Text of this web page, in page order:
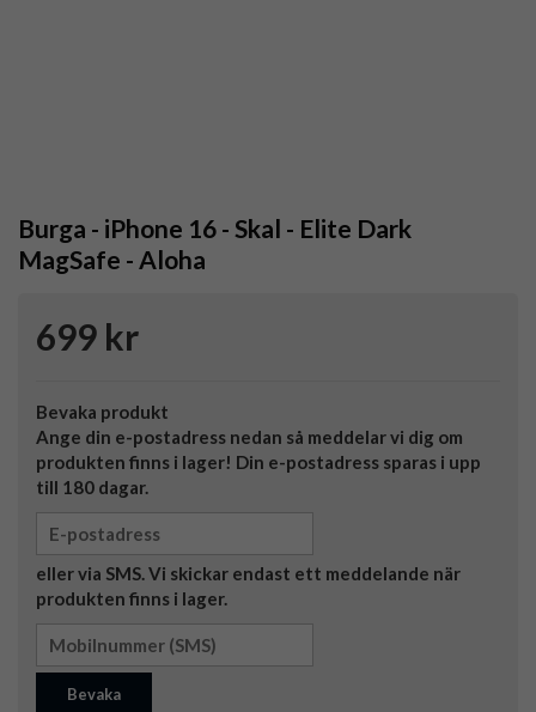
Burga - iPhone 16 - Skal - Elite Dark
MagSafe - Aloha
699 kr
Bevaka produkt
Ange din e-postadress nedan så meddelar vi dig om
produkten finns i lager! Din e-postadress sparas i upp
till 180 dagar.
eller via SMS. Vi skickar endast ett meddelande när
produkten finns i lager.
Bevaka